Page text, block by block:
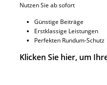
Nutzen Sie ab sofort
Günstige Beiträge
Erstklassige Leistungen
Perfekten Rundum-Schutz
Klicken Sie hier, um